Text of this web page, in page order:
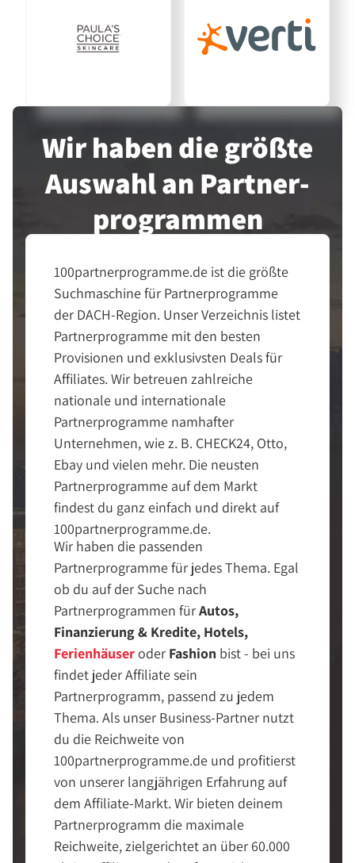
Wir haben die größte
Auswahl an Partner­
programmen
100partnerprogramme.de ist die größte
Suchmaschine für Partnerprogramme
der DACH-Region. Unser Verzeichnis listet
Partnerprogramme mit den besten
Provisionen und exklusivsten Deals für
Affiliates. Wir betreuen zahlreiche
nationale und internationale
Partnerprogramme namhafter
Unternehmen, wie z. B. CHECK24, Otto,
Ebay und vielen mehr. Die neusten
Partnerprogramme auf dem Markt
findest du ganz einfach und direkt auf
100partnerprogramme.de.
Wir haben die passenden
Partnerprogramme für jedes Thema. Egal
ob du auf der Suche nach
Partnerprogrammen fürAutos,
Finanzierung & Kredite, Hotels,
Ferienhäuseroder Fashion bist - bei uns
findet jeder Affiliate sein
Partnerprogramm, passend zu jedem
Thema. Als unser Business-Partner nutzt
du die Reichweite von
100partnerprogramme.de und profitierst
von unserer langjährigen Erfahrung auf
dem Affiliate-Markt. Wir bieten deinem
Partnerprogramm die maximale
Reichweite, zielgerichtet an über 60.000